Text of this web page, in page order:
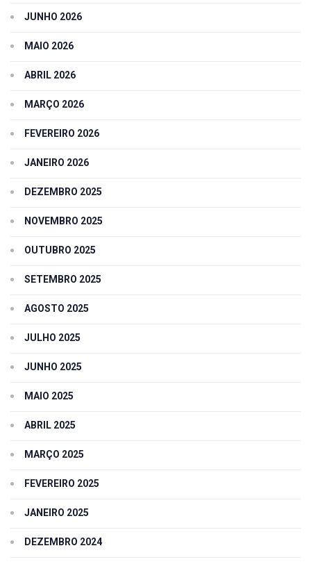
JUNHO 2026
MAIO 2026
ABRIL 2026
MARÇO 2026
FEVEREIRO 2026
JANEIRO 2026
DEZEMBRO 2025
NOVEMBRO 2025
OUTUBRO 2025
SETEMBRO 2025
AGOSTO 2025
JULHO 2025
JUNHO 2025
MAIO 2025
ABRIL 2025
MARÇO 2025
FEVEREIRO 2025
JANEIRO 2025
DEZEMBRO 2024